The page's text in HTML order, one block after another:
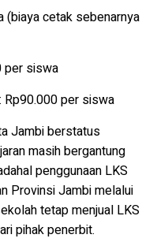
(biaya cetak sebenarnya
per siswa
: Rp90.000 per siswa
Jambi berstatus
masih bergantung
penggunaan LKS
Provinsi Jambi melalui
tetap menjual LKS
pihak penerbit.